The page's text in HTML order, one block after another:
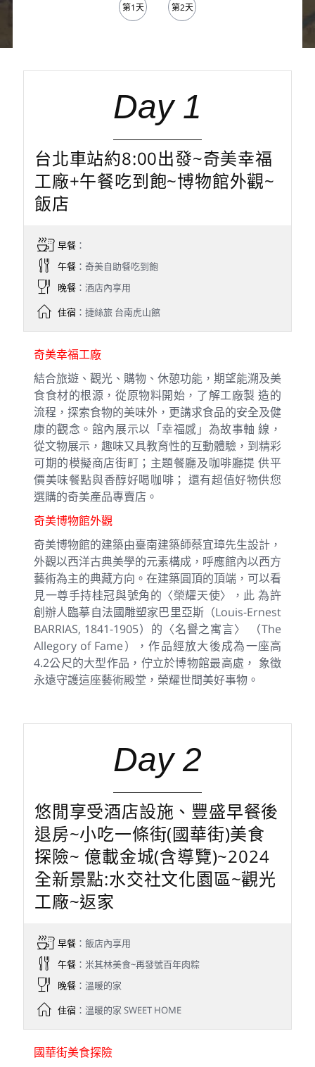
第1天 第2天
Day 1
台北車站約8:00出發~奇美幸福
工廠+午餐吃到飽~博物館外觀~
飯店
早餐：
午餐：奇美自助餐吃到飽
晚餐：酒店內享用
住宿：捷絲旅 台南虎山館
奇美幸福工廠
結合旅遊、觀光、購物、休憩功能，期望能溯及美
食食材的根源，從原物料開始，了解工廠製 造的
流程，探索食物的美味外，更講求食品的安全及健
康的觀念。館內展示以「幸福感」為故事軸 線，
從文物展示，趣味又具教育性的互動體驗，到精彩
可期的模擬商店街町；主題餐廳及咖啡廳提 供平
價美味餐點與香醇好喝咖啡； 還有超值好物供您
選購的奇美產品專賣店。
奇美博物館外觀
奇美博物館的建築由臺南建築師蔡宜璋先生設計，
外觀以西洋古典美學的元素構成，呼應館內以西方
藝術為主的典藏方向。在建築圓頂的頂端，可以看
見一尊手持桂冠與號角的〈榮耀天使〉，此 為許
創辦人臨摹自法國雕塑家巴里亞斯（Louis-Ernest
BARRIAS, 1841-1905）的〈名譽之寓言〉 （The
Allegory of Fame），作品經放大後成為一座高
4.2公尺的大型作品，佇立於博物館最高處， 象徵
永遠守護這座藝術殿堂，榮耀世間美好事物。
Day 2
悠閒享受酒店設施、豐盛早餐後
退房~小吃一條街(國華街)美食
探險~ 億載金城(含導覽)~2024
全新景點:水交社文化園區~觀光
工廠~返家
早餐：飯店內享用
午餐：米其林美食~再發號百年肉粽
晚餐：溫暖的家
住宿：溫暖的家 SWEET HOME
國華街美食探險